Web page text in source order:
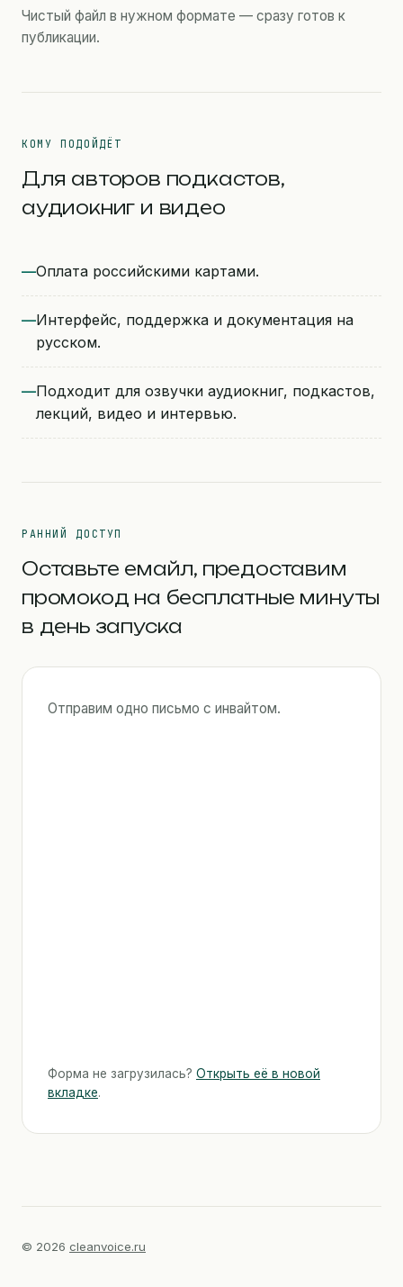
Чистый файл в нужном формате — сразу готов к
публикации.
КОМУ ПОДОЙДЁТ
Для авторов подкастов,
аудиокниг и видео
Оплата российскими картами.
Интерфейс, поддержка и документация на
русском.
Подходит для озвучки аудиокниг, подкастов,
лекций, видео и интервью.
РАННИЙ ДОСТУП
Оставьте емайл, предоставим
промокод на бесплатные минуты
в день запуска
Отправим одно письмо с инвайтом.
Форма не загрузилась? Открыть её в новой
вкладке.
© 2026 cleanvoice.ru